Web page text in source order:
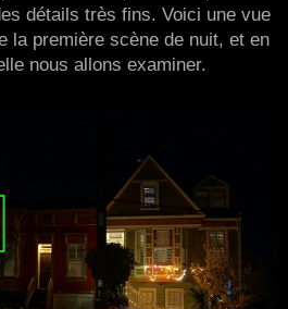
détails très fins. Voici une vue
la première scène de nuit, et en
nous allons examiner.